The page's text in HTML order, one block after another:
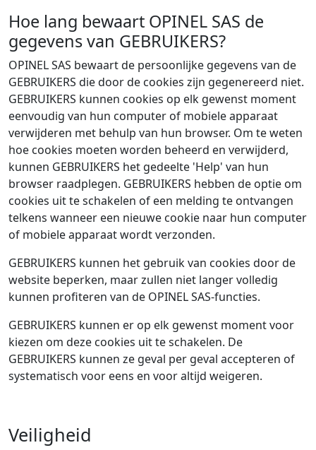
Hoe lang bewaart OPINEL SAS de
gegevens van GEBRUIKERS?
OPINEL SAS bewaart de persoonlijke gegevens van de
GEBRUIKERS die door de cookies zijn gegenereerd niet.
GEBRUIKERS kunnen cookies op elk gewenst moment
eenvoudig van hun computer of mobiele apparaat
verwijderen met behulp van hun browser. Om te weten
hoe cookies moeten worden beheerd en verwijderd,
kunnen GEBRUIKERS het gedeelte 'Help' van hun
browser raadplegen. GEBRUIKERS hebben de optie om
cookies uit te schakelen of een melding te ontvangen
telkens wanneer een nieuwe cookie naar hun computer
of mobiele apparaat wordt verzonden.
GEBRUIKERS kunnen het gebruik van cookies door de
website beperken, maar zullen niet langer volledig
kunnen profiteren van de OPINEL SAS-functies.
GEBRUIKERS kunnen er op elk gewenst moment voor
kiezen om deze cookies uit te schakelen. De
GEBRUIKERS kunnen ze geval per geval accepteren of
systematisch voor eens en voor altijd weigeren.
Veiligheid